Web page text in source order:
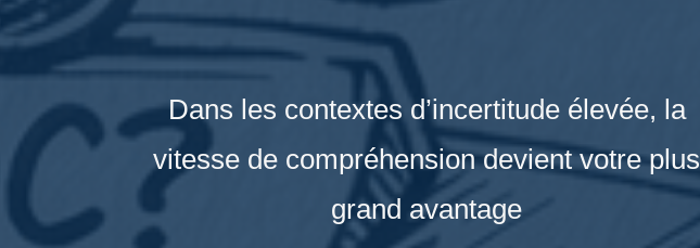
Dans les contextes d’incertitude élevée, la
vitesse de compréhension devient votre plus
grand avantage